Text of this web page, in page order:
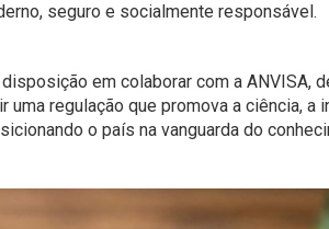
seguro e socialmente responsável.
em colaborar com a ANVISA,
regulação que promova a ciência, a
o país na vanguarda do